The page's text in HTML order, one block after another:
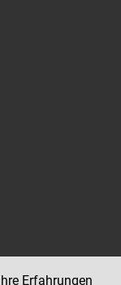
Erfahrungen